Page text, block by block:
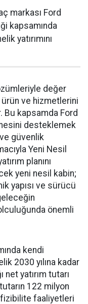
markası Ford
kapsamında
yatırımını
değer
ve hizmetlerini
Bu kapsamda Ford
desteklemek
güvenlik
Yeni Nesil
planını
yeni nesil kabin;
yapısı ve sürücü
önemli
kendi
2030 yılına kadar
net yatırım tutarı
122 milyon
faaliyetleri